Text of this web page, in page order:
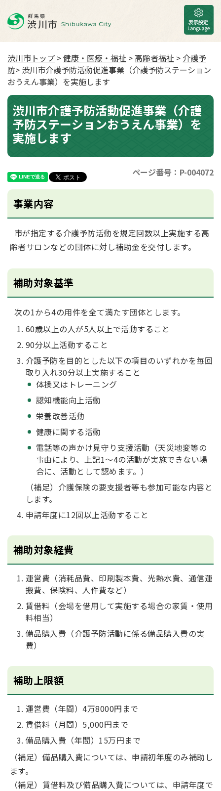
渋川市トップ >健康・医療・福祉 >高齢者福祉 > 介護予
防> 渋川市介護予防活動促進事業（介護予防ステーション
おうえん事業）を実施します
渋川市介護予防活動促進事業（介護
予防ステーションおうえん事業）を
実施します
ページ番号：P-004072
事業内容
市が指定する介護予防活動を規定回数以上実施する高
齢者サロンなどの団体に対し補助金を交付します。
補助対象基準
次の1から4の用件を全て満たす団体とします。
60歳以上の人が5人以上で活動すること
90分以上活動すること
介護予防を目的とした以下の項目のいずれかを毎回
取り入れ30分以上実施すること
体操又はトレーニング
認知機能向上活動
栄養改善活動
健康に関する活動
電話等の声かけ見守り支援活動（天災地変等の
事由により、上記1～4の活動が実施できない場
合に、活動として認めます。）
（補足）介護保険の要支援者等も参加可能な内容と
します。
申請年度に12回以上活動すること
補助対象経費
運営費（消耗品費、印刷製本費、光熱水費、通信運
搬費、保険料、人件費など）
賃借料（会場を借用して実施する場合の家賃・使用
料相当）
備品購入費（介護予防活動に係る備品購入費の実
費）
補助上限額
運営費（年間）4万8000円まで
賃借料（月間）5,000円まで
備品購入費（年間）15万円まで
（補足）備品購入費については、申請初年度のみ補助し
ます。
（補足）賃借料及び備品購入費については、申請年度で